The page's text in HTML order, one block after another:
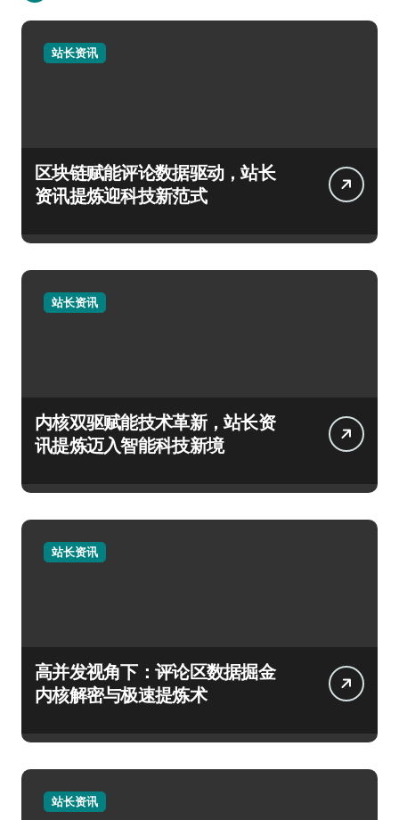
站长资讯
区块链赋能评论数据驱动，站长
资讯提炼迎科技新范式
站长资讯
内核双驱赋能技术革新，站长资
讯提炼迈入智能科技新境
站长资讯
高并发视角下：评论区数据掘金
内核解密与极速提炼术
站长资讯